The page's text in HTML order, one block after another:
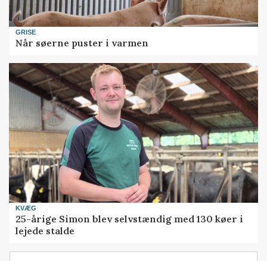
GRISE
Når søerne puster i varmen
KVÆG
25-årige Simon blev selvstændig med 130 køer i
lejede stalde